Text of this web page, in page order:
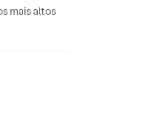
mais altos